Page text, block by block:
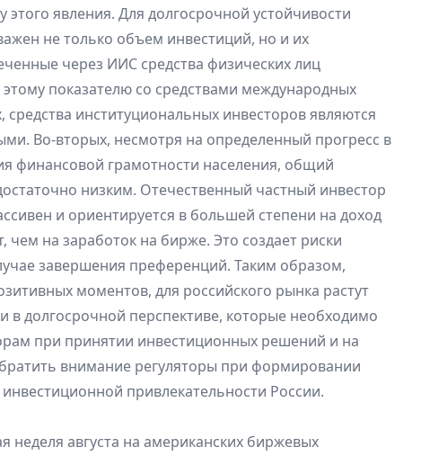
этого явления. Для долгосрочной устойчивости
не только объем инвестиций, но и их
через ИИС средства физических лиц
показателю со средствами международных
институциональных инвесторов являются
Во-вторых, несмотря на определенный прогресс в
финансовой грамотности населения, общий
низким. Отечественный частный инвестор
и ориентируется в большей степени на доход
чем на заработок на бирже. Это создает риски
завершения преференций. Таким образом,
моментов, для российского рынка растут
в долгосрочной перспективе, которые необходимо
при принятии инвестиционных решений и на
внимание регуляторы при формировании
привлекательности России.
неделя августа на американских биржевых